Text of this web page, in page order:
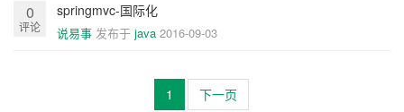
0
评论
springmvc-国际化
说易事 发布于 java 2016-09-03
1 下一页